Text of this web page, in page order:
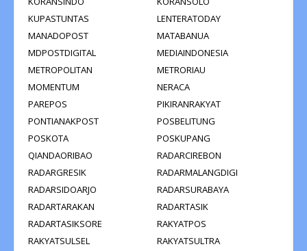
KUPASTUNTAS
LENTERATODAY
MANADOPOST
MATABANUA
MDPOSTDIGITAL
MEDIAINDONESIA
METROPOLITAN
METRORIAU
MOMENTUM
NERACA
PAREPOS
PIKIRANRAKYAT
PONTIANAKPOST
POSBELITUNG
POSKOTA
POSKUPANG
QIANDAORIBAO
RADARCIREBON
RADARGRESIK
RADARMALANGDIGI
RADARSIDOARJO
RADARSURABAYA
RADARTARAKAN
RADARTASIK
RADARTASIKSORE
RAKYATPOS
RAKYATSULSEL
RAKYATSULTRA